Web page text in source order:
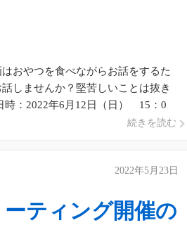
おやつを食べながらお話をするた
しませんか？堅苦しいことは抜き
時：2022年6月12日（日） 15：0
続きを読む
2022年5月23日
ーティング開催の